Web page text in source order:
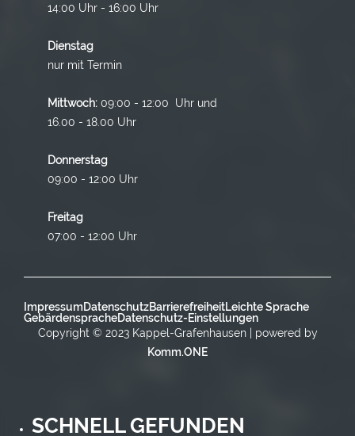
14:00 Uhr - 16:00 Uhr
Dienstag
nur mit Termin
Mittwoch: 09:00 - 12:00 Uhr und
16.00 - 18.00 Uhr
Donnerstag
09:00 - 12:00 Uhr
Freitag
07:00 - 12:00 Uhr
ImpressumDatenschutzBarrierefreiheitLeichte Sprache
GebärdenspracheDatenschutz-Einstellungen
Copyright © 2023 Kappel-Grafenhausen | powered by
Komm.ONE
SCHNELL GEFUNDEN